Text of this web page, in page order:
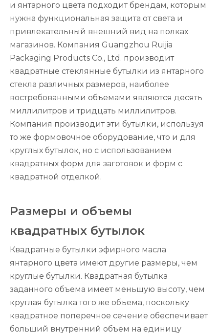
и янтарного цвета подходит брендам, которым
нужна функциональная защита от света и
привлекательный внешний вид на полках
магазинов. Компания Guangzhou Ruijia
Packaging Products Co., Ltd. производит
квадратные стеклянные бутылки из янтарного
стекла различных размеров, наиболее
востребованными объемами являются десять
миллилитров и тридцать миллилитров.
Компания производит эти бутылки, используя
то же формовочное оборудование, что и для
круглых бутылок, но с использованием
квадратных форм для заготовок и форм с
квадратной отделкой.
Размеры и объемы
квадратных бутылок
Квадратные бутылки эфирного масла
янтарного цвета имеют другие размеры, чем
круглые бутылки. Квадратная бутылка
заданного объема имеет меньшую высоту, чем
круглая бутылка того же объема, поскольку
квадратное поперечное сечение обеспечивает
больший внутренний объем на единицу